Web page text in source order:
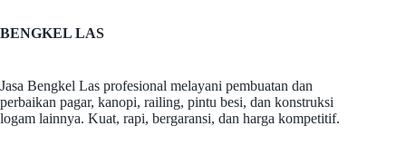
BENGKEL LAS
Jasa Bengkel Las profesional melayani pembuatan dan
perbaikan pagar, kanopi, railing, pintu besi, dan konstruksi
logam lainnya. Kuat, rapi, bergaransi, dan harga kompetitif.